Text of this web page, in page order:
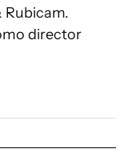
Rubicam.
director